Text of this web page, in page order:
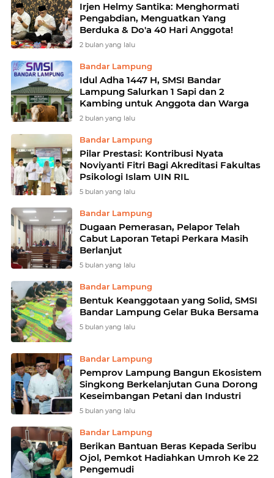
Irjen Helmy Santika: Menghormati
Pengabdian, Menguatkan Yang
Berduka & Do'a 40 Hari Anggota!
2 bulan yang lalu
Bandar Lampung
Idul Adha 1447 H, SMSI Bandar
Lampung Salurkan 1 Sapi dan 2
Kambing untuk Anggota dan Warga
2 bulan yang lalu
Bandar Lampung
Pilar Prestasi: Kontribusi Nyata
Noviyanti Fitri Bagi Akreditasi Fakultas
Psikologi Islam UIN RIL
5 bulan yang lalu
Bandar Lampung
Dugaan Pemerasan, Pelapor Telah
Cabut Laporan Tetapi Perkara Masih
Berlanjut
5 bulan yang lalu
Bandar Lampung
Bentuk Keanggotaan yang Solid, SMSI
Bandar Lampung Gelar Buka Bersama
5 bulan yang lalu
Bandar Lampung
Pemprov Lampung Bangun Ekosistem
Singkong Berkelanjutan Guna Dorong
Keseimbangan Petani dan Industri
5 bulan yang lalu
Bandar Lampung
Berikan Bantuan Beras Kepada Seribu
Ojol, Pemkot Hadiahkan Umroh Ke 22
Pengemudi